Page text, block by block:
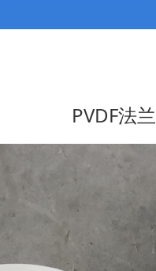
PVDF法兰